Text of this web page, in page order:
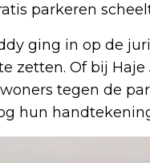
parkeren
ging in op de
zetten. Of bij
tegen de
hun